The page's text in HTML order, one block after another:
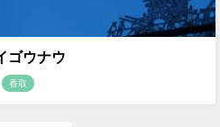
ゴウナウ
香取